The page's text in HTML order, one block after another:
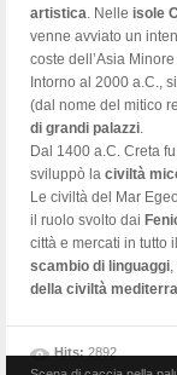
artistica. Nelle isole
venne avviato un
coste dell’Asia
Intorno al 2000 a.C.,
(dal nome del mitico
di grandi palazzi.
Dal 1400 a.C. Creta
sviluppò la civiltà
Le civiltà del Mar
il ruolo svolto dai
città e mercati in tutto
scambio di linguaggi,
della civiltà
Hits: 2892